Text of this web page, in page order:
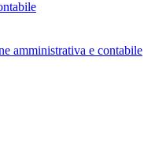
amministrativa e contabile